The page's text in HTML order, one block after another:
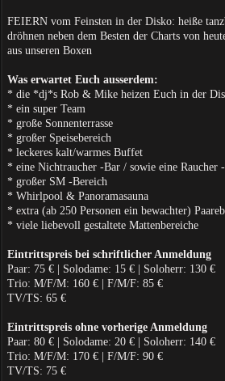
FEIERN vom Feinsten in der Disko: heiße
dröhnen neben dem Besten der Charts von
aus unseren Boxen
Was erwartet Euch ausserdem:
* die *dj*s Rob & Mike heizen Euch in der
* ein super Team
* große Sonnenterrasse
* großer Speisebereich
* leckeres kalt/warmes Buffet
* eine Nichtraucher -Bar / sowie eine Raucher
* großer SM -Bereich
* Whirlpool & Panoramasauna
* extra (ab 250 Personen ein bewachter)
* viele liebevoll gestaltete Mattenbereiche
Eintrittspreis bei schriftlicher Anmeldung
Paar: 75 € | Solodame: 15 € | Soloherr: 130 €
Trio: M/F/M: 160 € | F/M/F: 85 €
TV/TS: 65 €
Eintrittspreis ohne vorherige Anmeldung
Paar: 80 € | Solodame: 20 € | Soloherr: 140 €
Trio: M/F/M: 170 € | F/M/F: 90 €
TV/TS: 75 €